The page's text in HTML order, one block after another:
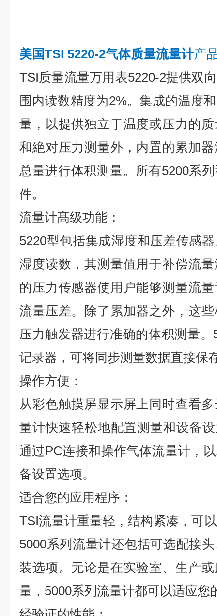
美国TSI 5220-2气体质量流量计产
TSI质量流量万用表5220-2提供双
围内读数精度为2%。集成的温度
量，以提供独立于温度或压力的
和絶对压力测量外，内置的累加
总量进行体积测量。所有5200系
件。
流量计髙级功能：
5220型包括集成湿度和压差传感
湿度读数，其测量值用于补偿流
的压力传感器使用户能够测量流
流量压差。除了累加器之外，这
压力触发器进行准确的体积测量
记录器，可将同步测量数据直接保
操作方便：
从彩色触摸屏显示屏上同时查看
量计快速轻松地配置测量和设备
通过PC连接和操作气体流量计，
备设置选项。
适合您的应用程序：
TSI流量计重量轻，结构紧凑，可
5000系列流量计还包括可选配接
装选项。无论是在实验室、生产
量，5000系列流量计都可以适应您